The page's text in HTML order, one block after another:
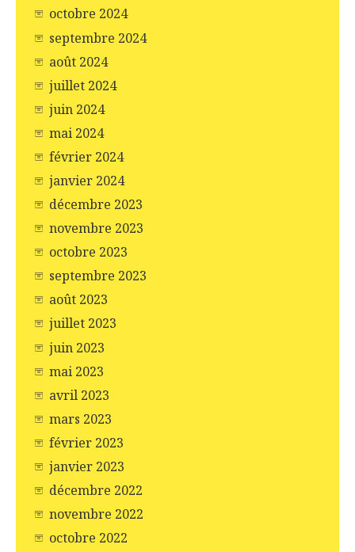
octobre 2024
septembre 2024
août 2024
juillet 2024
juin 2024
mai 2024
février 2024
janvier 2024
décembre 2023
novembre 2023
octobre 2023
septembre 2023
août 2023
juillet 2023
juin 2023
mai 2023
avril 2023
mars 2023
février 2023
janvier 2023
décembre 2022
novembre 2022
octobre 2022